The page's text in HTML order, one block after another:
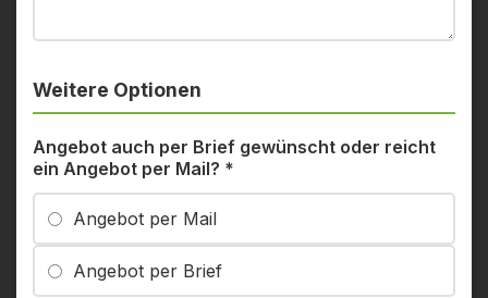
Weitere Optionen
Angebot auch per Brief gewünscht oder reicht
ein Angebot per Mail? *
Angebot per Mail
Angebot per Brief